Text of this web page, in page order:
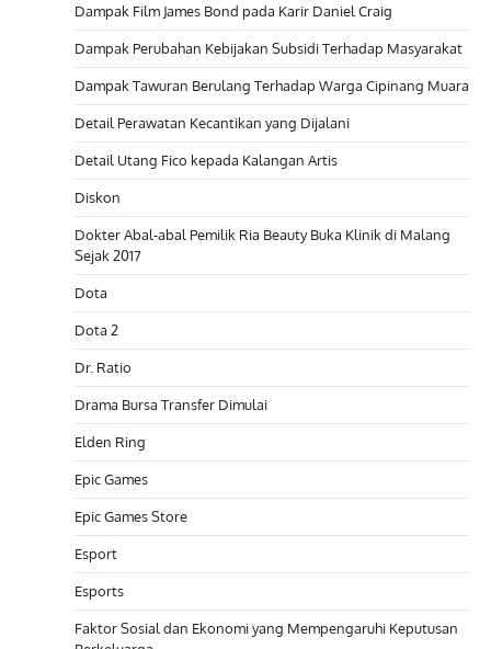
Dampak Film James Bond pada Karir Daniel Craig
Dampak Perubahan Kebijakan Subsidi Terhadap Masyarakat
Dampak Tawuran Berulang Terhadap Warga Cipinang Muara
Detail Perawatan Kecantikan yang Dijalani
Detail Utang Fico kepada Kalangan Artis
Diskon
Dokter Abal-abal Pemilik Ria Beauty Buka Klinik di Malang
Sejak 2017
Dota
Dota 2
Dr. Ratio
Drama Bursa Transfer Dimulai
Elden Ring
Epic Games
Epic Games Store
Esport
Esports
Faktor Sosial dan Ekonomi yang Mempengaruhi Keputusan